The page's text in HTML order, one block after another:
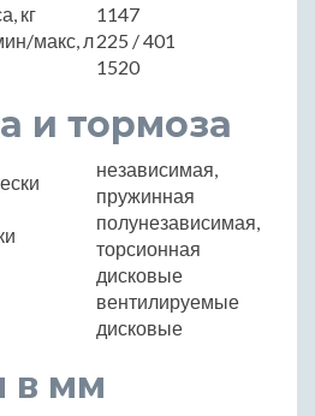
кг
1147
макс, л225 / 401
1520
и тормоза
независимая,
пружинная
полунезависимая,
торсионная
дисковые
вентилируемые
дисковые
в мм